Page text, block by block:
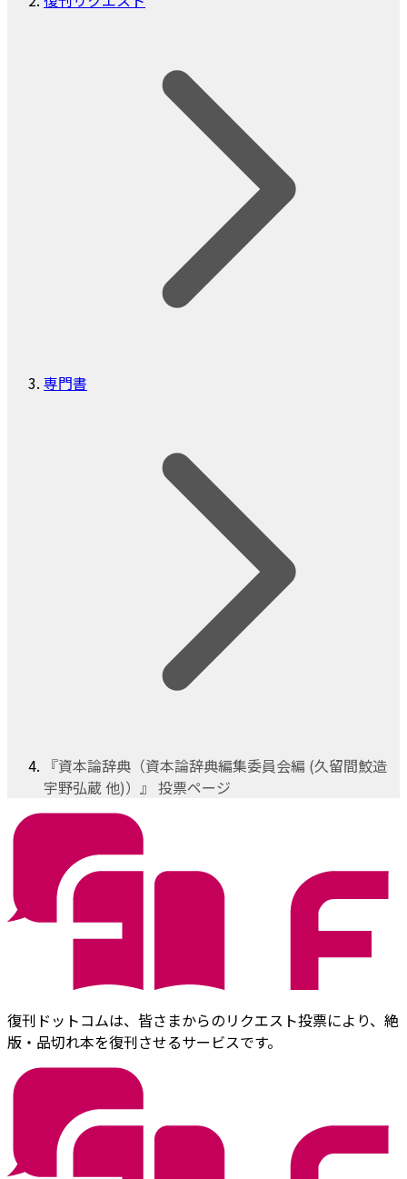
専門書
『資本論辞典（資本論辞典編集委員会編 (久留間鮫造
宇野弘蔵 他)）』 投票ページ
復刊ドットコムは、皆さまからのリクエスト投票により、絶
版・品切れ本を復刊させるサービスです。